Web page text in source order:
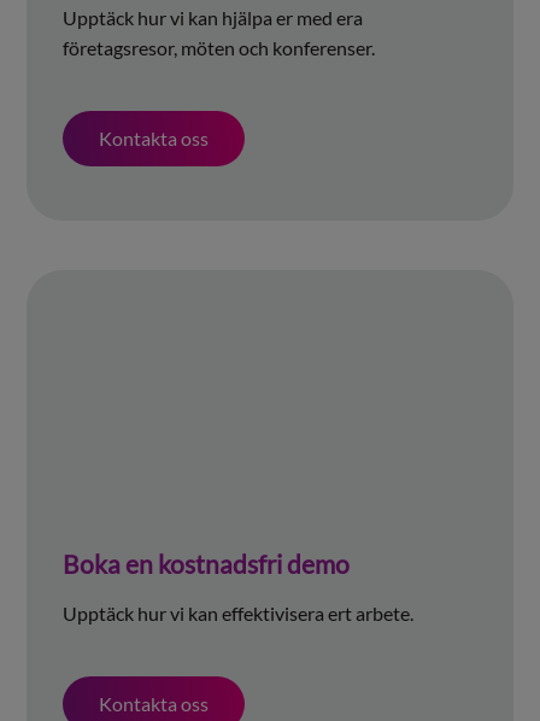
Upptäck hur vi kan hjälpa er med era
företagsresor, möten och konferenser.
Kontakta oss
Boka en kostnadsfri demo
Upptäck hur vi kan effektivisera ert arbete.
Kontakta oss